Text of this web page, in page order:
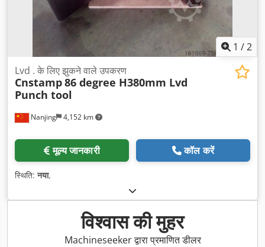
1 /2
Nanjing 4,152 km
Lvd . के लिए झुकने वाले उपकरण
Cnstamp86 degree H380mm Lvd
Punch tool
मूल्य जानकारी कॉल करें
स्थिति:नया,
विश्वास की मुहर
Machineseeker द्वारा प्रमाणित डीलर